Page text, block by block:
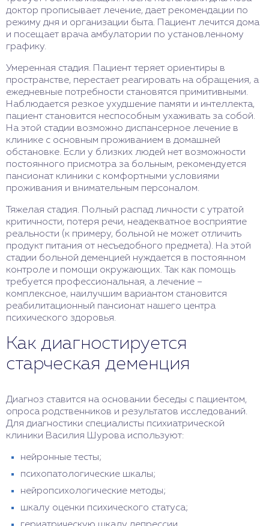
доктор прописывает лечение, дает рекомендации по
режиму дня и организации быта. Пациент лечится дома
и посещает врача амбулатории по установленному
графику.
Умеренная стадия. Пациент теряет ориентиры в
пространстве, перестает реагировать на обращения, а
ежедневные потребности становятся примитивными.
Наблюдается резкое ухудшение памяти и интеллекта,
пациент становится неспособным ухаживать за собой.
На этой стадии возможно диспансерное лечение в
клинике с основным проживанием в домашней
обстановке. Если у близких людей нет возможности
постоянного присмотра за больным, рекомендуется
пансионат клиники с комфортными условиями
проживания и внимательным персоналом.
Тяжелая стадия. Полный распад личности с утратой
критичности, потеря речи, неадекватное восприятие
реальности (к примеру, больной не может отличить
продукт питания от несъедобного предмета). На этой
стадии больной деменцией нуждается в постоянном
контроле и помощи окружающих. Так как помощь
требуется профессиональная, а лечение –
комплексное, наилучшим вариантом становится
реабилитационный пансионат нашего центра
психического здоровья.
Как диагностируется
старческая деменция
Диагноз ставится на основании беседы с пациентом,
опроса родственников и результатов исследований.
Для диагностики специалисты психиатрической
клиники Василия Шурова используют:
нейронные тесты;
психопатологические шкалы;
нейропсихологические методы;
шкалу оценки психического статуса;